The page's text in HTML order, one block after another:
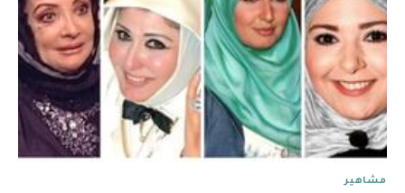
مشاهير